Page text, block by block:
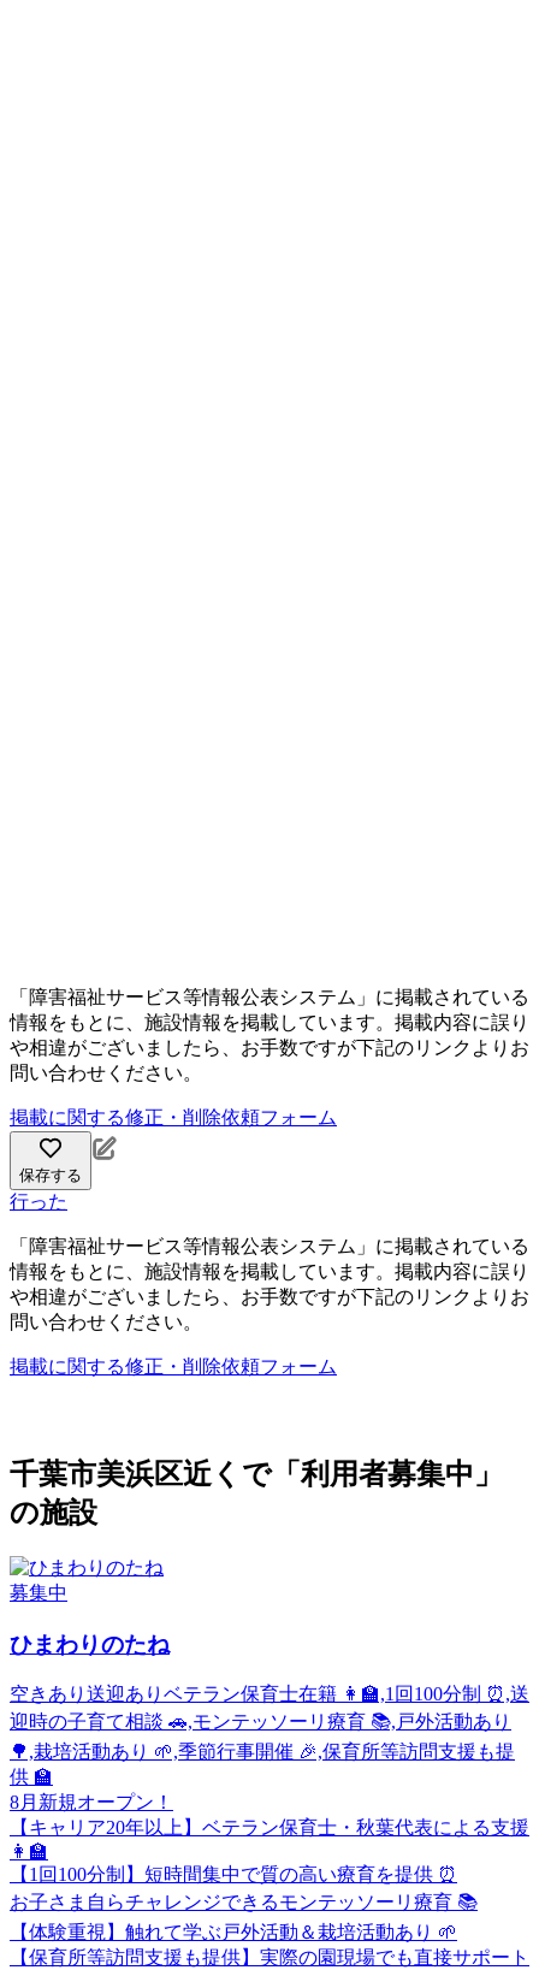
「障害福祉サービス等情報公表システム」に掲載されている
情報をもとに、施設情報を掲載しています。掲載内容に誤り
や相違がございましたら、お手数ですが下記のリンクよりお
問い合わせください。
掲載に関する修正・削除依頼フォーム
保存する
行った
「障害福祉サービス等情報公表システム」に掲載されている
情報をもとに、施設情報を掲載しています。掲載内容に誤り
や相違がございましたら、お手数ですが下記のリンクよりお
問い合わせください。
掲載に関する修正・削除依頼フォーム
千葉市美浜区近くで「利用者募集中」
の施設
募集中
ひまわりのたね
空きあり 送迎あり ベテラン保育士在籍 👩‍🏫,1回100分制 ⏰,送
迎時の子育て相談 🚗,モンテッソーリ療育 📚,戸外活動あり
🌳,栽培活動あり 🌱,季節行事開催 🎉,保育所等訪問支援も提
供 🏫
8月新規オープン！
【キャリア20年以上】ベテラン保育士・秋葉代表による支援
👩‍🏫
【1回100分制】短時間集中で質の高い療育を提供 ⏰
お子さま自らチャレンジできるモンテッソーリ療育 📚
【体験重視】触れて学ぶ戸外活動＆栽培活動あり 🌱
【保育所等訪問支援も提供】実際の園現場でも直接サポート